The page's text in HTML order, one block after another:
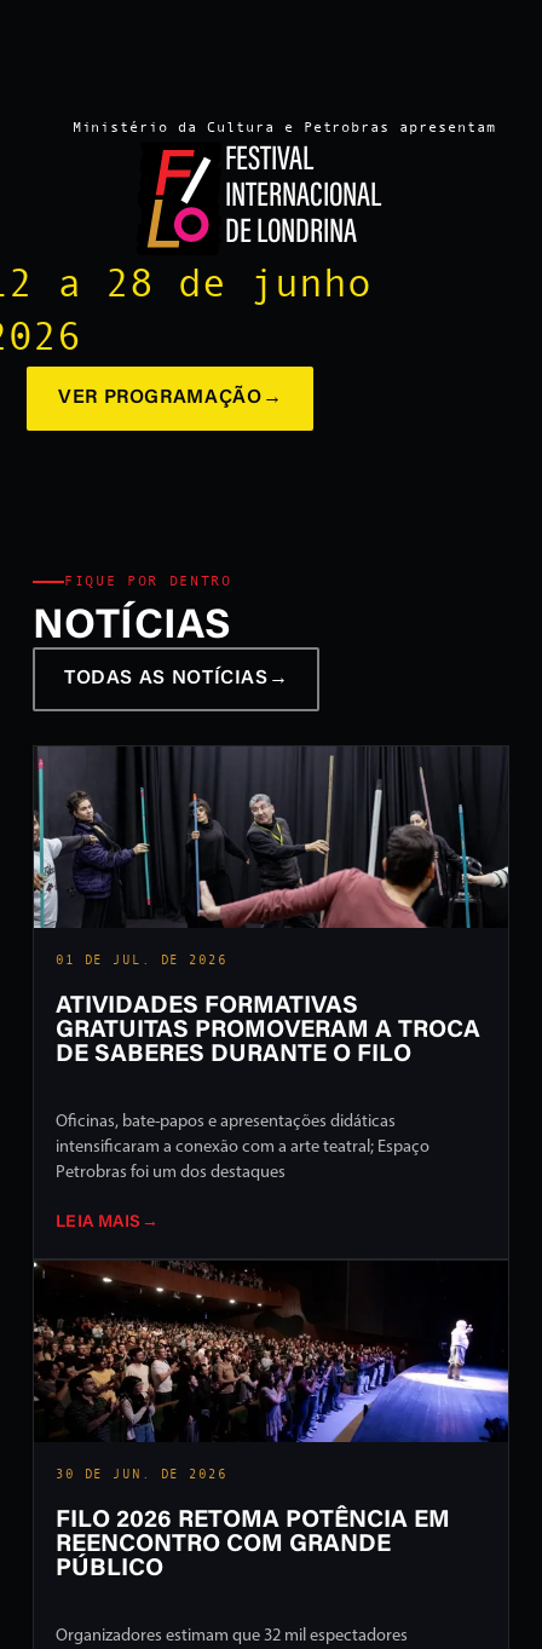
Ministério da Cultura e Petrobras apresentam
FESTIVAL
INTERNACIONAL
DE LONDRINA
a 28 de junho
VER PROGRAMAÇÃO →
FIQUE POR DENTRO
NOTÍCIAS
TODAS AS NOTÍCIAS →
01 DE JUL. DE 2026
ATIVIDADES FORMATIVAS
GRATUITAS PROMOVERAM A TROCA
DE SABERES DURANTE O FILO
Oficinas, bate-papos e apresentações didáticas
intensificaram a conexão com a arte teatral; Espaço
Petrobras foi um dos destaques
LEIA MAIS →
30 DE JUN. DE 2026
FILO 2026 RETOMA POTÊNCIA EM
REENCONTRO COM GRANDE
PÚBLICO
Organizadores estimam que 32 mil espectadores